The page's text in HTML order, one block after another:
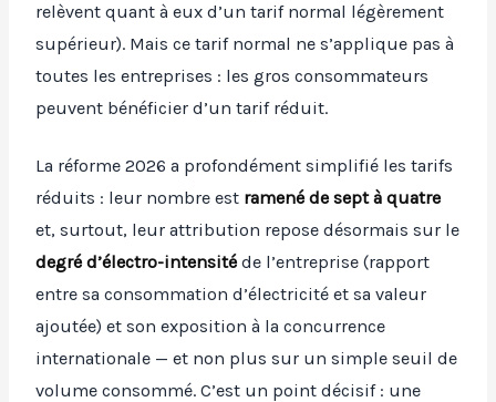
relèvent quant à eux d’un tarif normal légèrement
supérieur). Mais ce tarif normal ne s’applique pas à
toutes les entreprises : les gros consommateurs
peuvent bénéficier d’un tarif réduit.
La réforme 2026 a profondément simplifié les tarifs
réduits : leur nombre est ramené de sept à quatre
et, surtout, leur attribution repose désormais sur le
degré d’électro-intensité de l’entreprise (rapport
entre sa consommation d’électricité et sa valeur
ajoutée) et son exposition à la concurrence
internationale — et non plus sur un simple seuil de
volume consommé. C’est un point décisif : une